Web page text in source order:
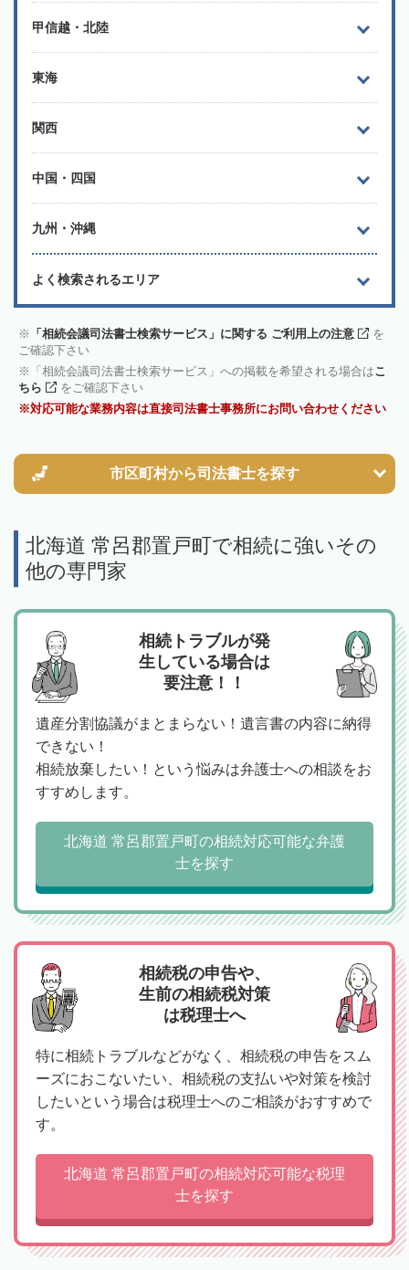
甲信越・北陸
東海
関西
中国・四国
九州・沖縄
よく検索されるエリア
「相続会議司法書士検索サービス」に関する ご利用上の注意
を
ご確認下さい
「相続会議司法書士検索サービス」への掲載を希望される場合はこ
ちら
をご確認下さい
対応可能な業務内容は直接司法書士事務所にお問い合わせください
市区町村から司法書士を探す
北海道 常呂郡置戸町で相続に強いその
他の専門家
相続トラブルが発
生している場合は
要注意！！
遺産分割協議がまとまらない！遺言書の内容に納得
できない！
相続放棄したい！という悩みは弁護士への相談をお
すすめします。
北海道 常呂郡置戸町の相続対応可能な弁護
士を探す
相続税の申告や、
生前の相続税対策
は税理士へ
特に相続トラブルなどがなく、相続税の申告をスム
ーズにおこないたい、相続税の支払いや対策を検討
したいという場合は税理士へのご相談がおすすめで
す。
北海道 常呂郡置戸町の相続対応可能な税理
士を探す